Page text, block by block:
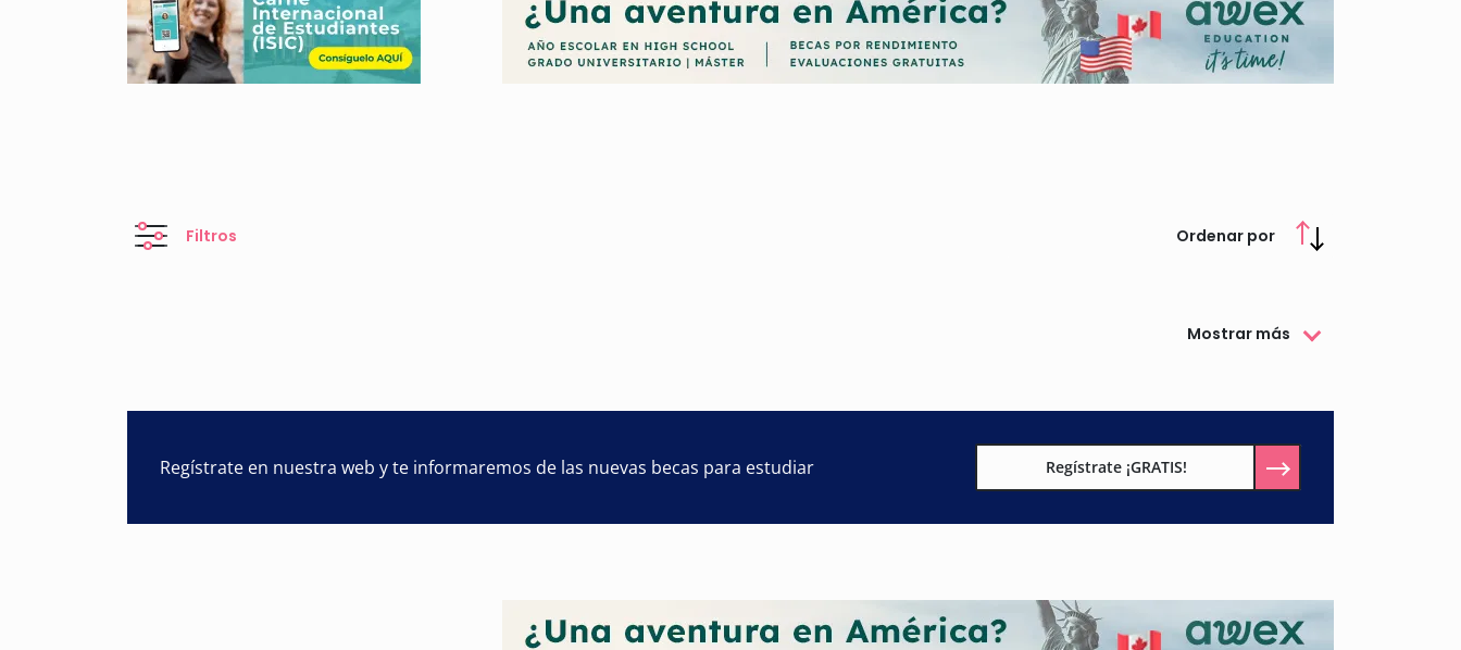
a cubrir los gastos y necesidades de los alumnos que cursan sus estudios en este centro.
Si estas interesado en conocer las becas y ayudas otorgadas por la Universidad Pablo de Olavide (UPO), aquí encontrarás toda la información relacionada con las
mismas.
Filtros Ordenar por
Mostrar más
Regístrate en nuestra web y te informaremos de las nuevas becas para estudiar Regístrate ¡GRATIS!